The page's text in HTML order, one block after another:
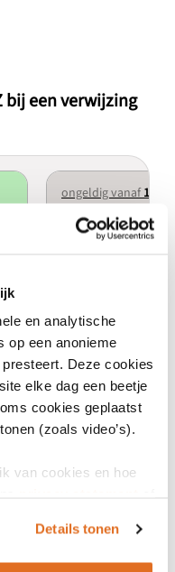
en analytische
op een anonieme
Deze cookies
elke dag een beetje
cookies geplaatst
(zoals video’s).
van cookies en hoe
Details tonen
bij een verwijzing
ongeldig vanaf 15
Uitwisselen BgZ bij een
Uitgefaseerd